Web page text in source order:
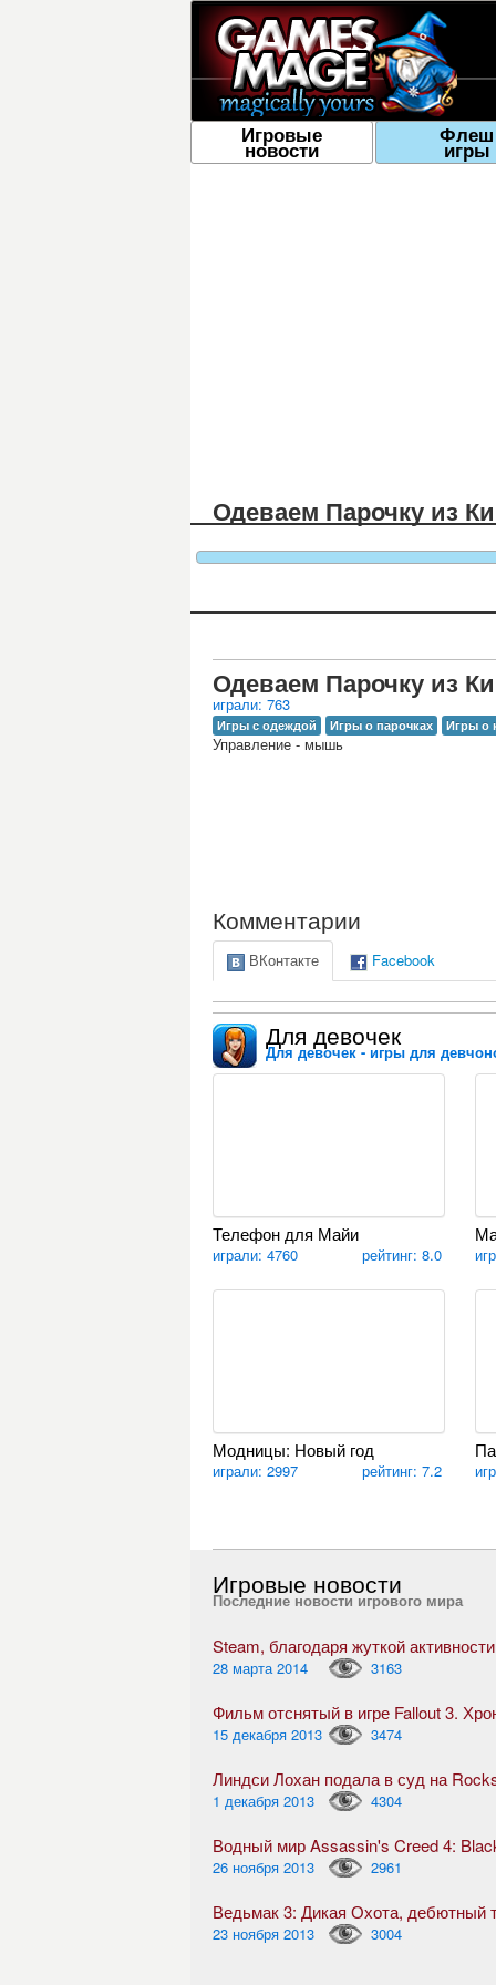
Игровые
новости
Флеш
игры
Одеваем Парочку из
Одеваем Парочку из
играли: 763
Игры с одеждой Игры о парочках Игры о
Управление - мышь
Комментарии
ВКонтакте Facebook
Для девочек
Для девочек - игры для
Телефон для Майи
играли: 4760 рейтинг: 8.0
Модницы: Новый год
играли: 2997 рейтинг: 7.2
Игровые новости
Последние новости игрового мира
28 марта 2014 3163
Фильм отснятый в игре Fallout 3.
15 декабря 2013 3474
Линдси Лохан подала в суд на
1 декабря 2013 4304
Водный мир Assassin's Creed 4:
26 ноября 2013 2961
23 ноября 2013 3004